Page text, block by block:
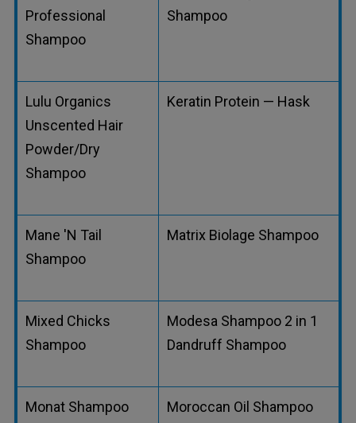
Professional
Shampoo
Shampoo
Lulu Organics
Unscented Hair
Powder/Dry
Shampoo
Keratin Protein — Hask
Mane 'N Tail
Shampoo
Matrix Biolage Shampoo
Mixed Chicks
Shampoo
Modesa Shampoo 2 in 1
Dandruff Shampoo
Monat Shampoo Moroccan Oil Shampoo